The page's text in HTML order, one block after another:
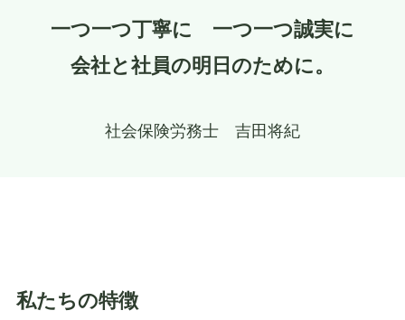
一つ一つ丁寧に 一つ一つ誠実に
会社と社員の明日のために。
社会保険労務士 吉田将紀
私たちの特徴